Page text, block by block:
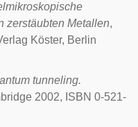
zerstäubten Metallen,
Köster, Berlin
tunneling.
2002, ISBN 0-521-